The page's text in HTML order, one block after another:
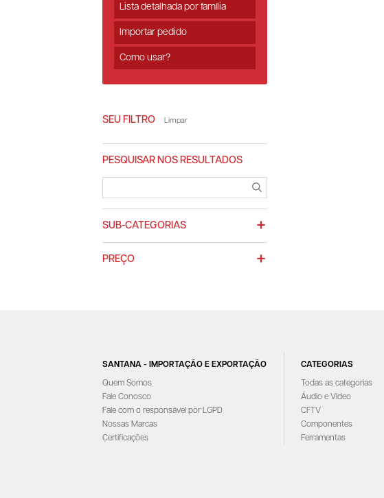
Lista detalhada por família
Importar pedido
Como usar?
SEU FILTRO Limpar
PESQUISAR NOS RESULTADOS
SUB-CATEGORIAS
PREÇO
SANTANA - IMPORTAÇÃO E EXPORTAÇÃO
Quem Somos
Fale Conosco
Fale com o responsável por LGPD
Nossas Marcas
Certificações
CATEGORIAS
Todas as categorias
Áudio e Vídeo
CFTV
Componentes
Ferramentas